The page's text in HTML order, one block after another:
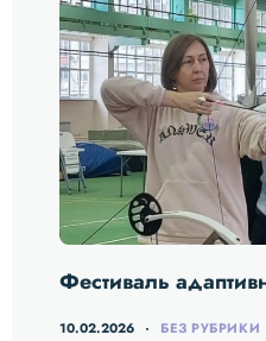
Фестиваль
10.02.2026 БЕЗ РУБРИКИ